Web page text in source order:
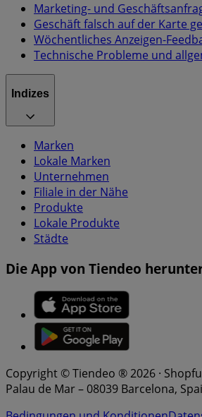
Marketing- und
Geschäft falsch auf der Karte
Wöchentliches Anzeigen-
Technische Probleme und
Indizes
Marken
Lokale Marken
Unternehmen
Filiale in der Nähe
Produkte
Lokale Produkte
Städte
Die App von Tiendeo
Copyright © Tiendeo ® 2026 ·
Palau de Mar – 08039 Barcelona,